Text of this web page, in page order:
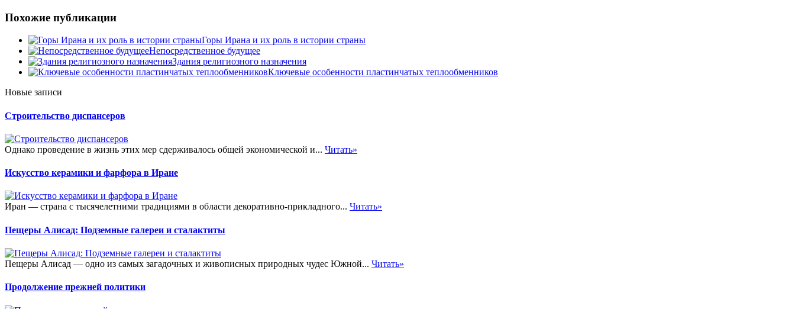
Похожие публикации
Горы Ирана и их роль в истории страны
Непосредственное будущее
Здания религиозного назначения
Ключевые особенности пластинчатых теплообменников
Новые записи
Строительство диспансеров
Однако проведение в жизнь этих мер сдерживалось общей экономической и... Читать»
Искусство керамики и фарфора в Иране
Иран — страна с тысячелетними традициями в области декоративно-прикладного... Читать»
Пещеры Алисад: Подземные галереи и сталактиты
Пещеры Алисад — одно из самых загадочных и живописных природных чудес Южной... Читать»
Продолжение прежней политики